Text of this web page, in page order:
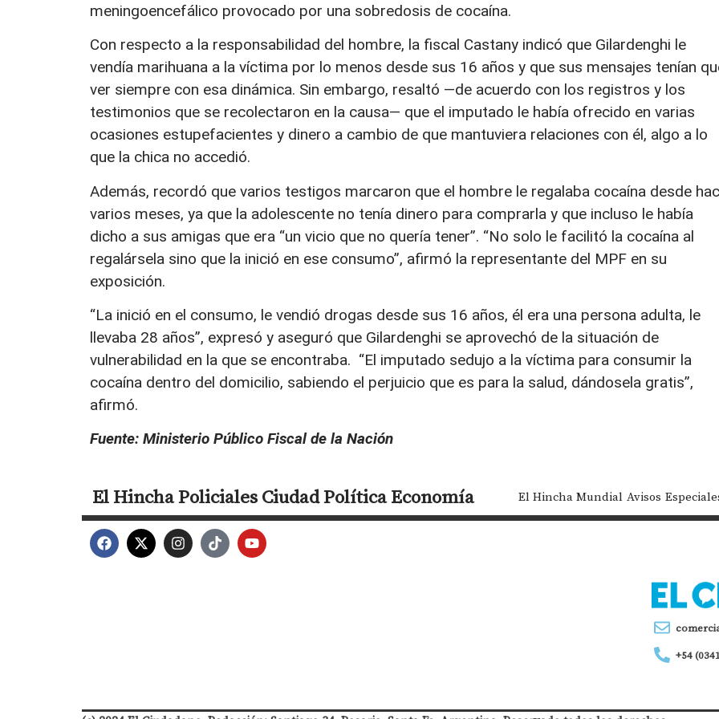
meningoencefálico provocado por una sobredosis de cocaína.
Con respecto a la responsabilidad del hombre, la fiscal Castany indicó que Gilardenghi le
vendía marihuana a la víctima por lo menos desde sus 16 años y que sus mensajes tenían
ver siempre con esa dinámica. Sin embargo, resaltó —de acuerdo con los registros y los
testimonios que se recolectaron en la causa— que el imputado le había ofrecido en varias
ocasiones estupefacientes y dinero a cambio de que mantuviera relaciones con él, algo a lo
que la chica no accedió.
Además, recordó que varios testigos marcaron que el hombre le regalaba cocaína desde
varios meses, ya que la adolescente no tenía dinero para comprarla y que incluso le había
dicho a sus amigas que era “un vicio que no quería tener”. “No solo le facilitó la cocaína al
regalársela sino que la inició en ese consumo”, afirmó la representante del MPF en su
exposición.
“La inició en el consumo, le vendió drogas desde sus 16 años, él era una persona adulta, le
llevaba 28 años”, expresó y aseguró que Gilardenghi se aprovechó de la situación de
vulnerabilidad en la que se encontraba. “El imputado sedujo a la víctima para consumir la
cocaína dentro del domicilio, sabiendo el perjuicio que es para la salud, dándosela gratis”,
afirmó.
Fuente: Ministerio Público Fiscal de la Nación
El HinchaPolicialesCiudadPolíticaEconomía El Hincha Mundial Avisos
+54